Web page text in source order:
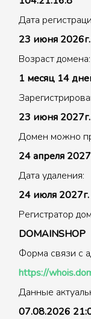
Дата
23 июня 2026г.
Возраст домена:
1 месяц 14
23 июня 2027г.
Домен можно
24 апреля
Дата удаления:
24 июля 2027г.
Регистратор
DOMAINSHOP
Форма связи с
https://
Данные
07.08.2026